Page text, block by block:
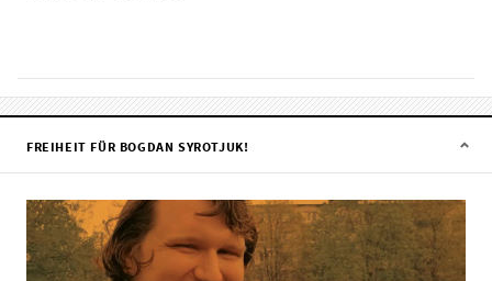
FREIHEIT FÜR BOGDAN SYROTJUK!